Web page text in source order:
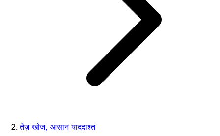
तेज़ खोज, आसान याददाश्त